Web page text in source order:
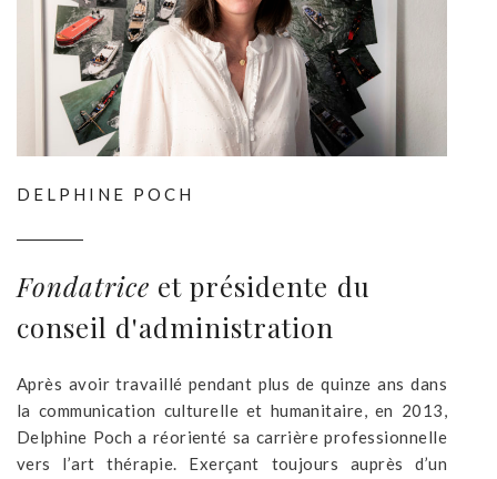
DELPHINE POCH
Fondatrice et présidente du
conseil d'administration
Après avoir travaillé pendant plus de quinze ans dans
la communication culturelle et humanitaire, en 2013,
Delphine Poch a réorienté sa carrière professionnelle
vers l’art thérapie. Exerçant toujours auprès d’un